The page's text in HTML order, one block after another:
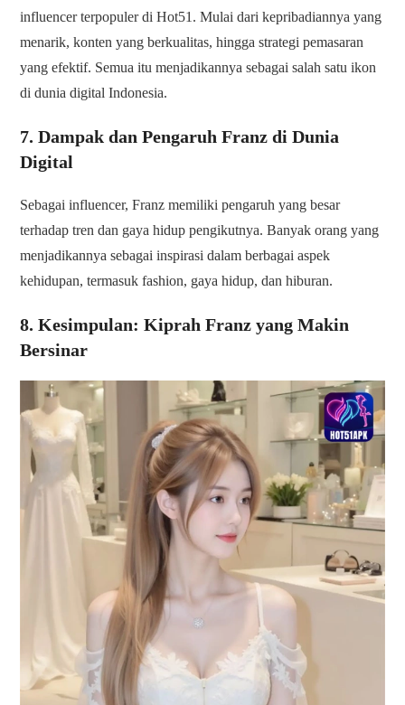
influencer terpopuler di Hot51. Mulai dari kepribadiannya yang
menarik, konten yang berkualitas, hingga strategi pemasaran
yang efektif. Semua itu menjadikannya sebagai salah satu ikon
di dunia digital Indonesia.
7. Dampak dan Pengaruh Franz di Dunia
Digital
Sebagai influencer, Franz memiliki pengaruh yang besar
terhadap tren dan gaya hidup pengikutnya. Banyak orang yang
menjadikannya sebagai inspirasi dalam berbagai aspek
kehidupan, termasuk fashion, gaya hidup, dan hiburan.
8. Kesimpulan: Kiprah Franz yang Makin
Bersinar